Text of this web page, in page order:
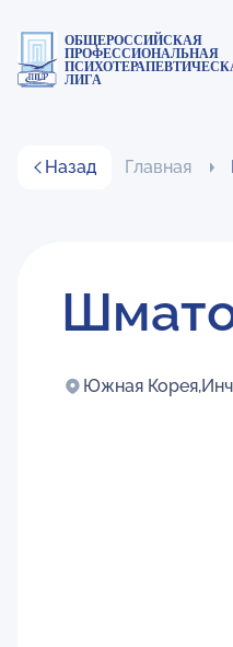
ОБЩЕРОССИЙСКАЯ
ПРОФЕССИОНАЛЬНАЯ
ЛИГА
Назад Главная
Южная Корея,